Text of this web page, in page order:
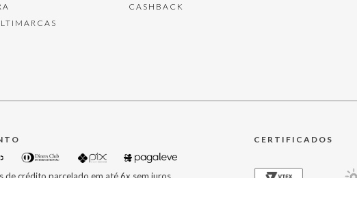
CASHBACK
de crédito parcelado em até 6x sem juros.
CERTIFICADOS